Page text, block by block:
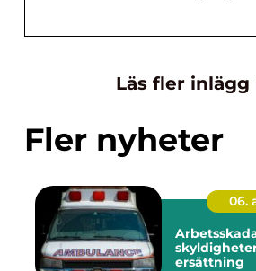
Läs fler inlägg
Fler nyheter
06.
Arbetsskada
ersättning